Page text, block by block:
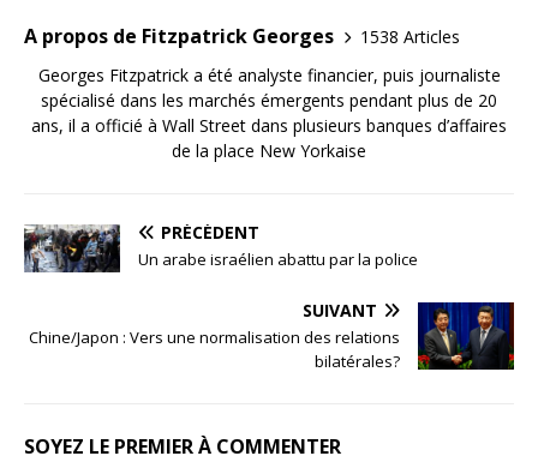
A propos de Fitzpatrick Georges
1538 Articles
Georges Fitzpatrick a été analyste financier, puis journaliste
spécialisé dans les marchés émergents pendant plus de 20
ans, il a officié à Wall Street dans plusieurs banques d’affaires
de la place New Yorkaise
PRÉCÉDENT
Un arabe israélien abattu par la police
SUIVANT
Chine/Japon : Vers une normalisation des relations
bilatérales?
SOYEZ LE PREMIER À COMMENTER